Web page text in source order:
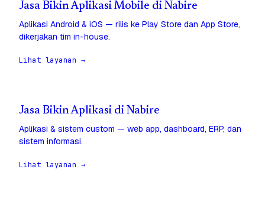
Jasa Bikin Aplikasi Mobile di Nabire
Aplikasi Android & iOS — rilis ke Play Store dan App Store,
dikerjakan tim in-house.
Lihat layanan →
Jasa Bikin Aplikasi di Nabire
Aplikasi & sistem custom — web app, dashboard, ERP, dan
sistem informasi.
Lihat layanan →